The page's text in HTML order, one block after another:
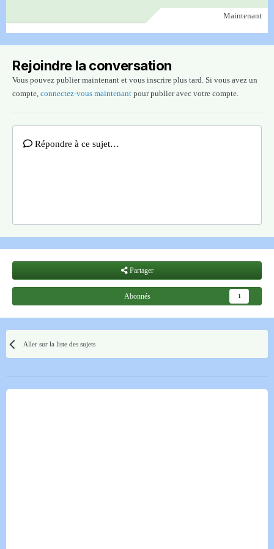
Maintenant
Rejoindre la conversation
Vous pouvez publier maintenant et vous inscrire plus tard. Si vous avez un
compte, connectez-vous maintenant pour publier avec votre compte.
Répondre à ce sujet…
Partager
Abonnés 1
Aller sur la liste des sujets